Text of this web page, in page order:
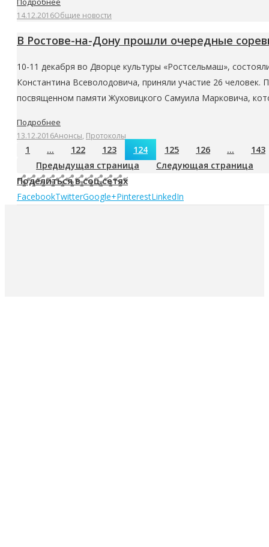
14.12.2016Общие новости
В Ростове-на-Дону прошли очередные
10-11 декабря во Дворце культуры «Ростсельмаш»,
Константина Всеволодовича, приняли участие 26
посвященном памяти Жуховицкого Самуила Марковича,
Подробнее
13.12.2016Анонсы, Протоколы
1 … 122 123 124 125 126 …
143
Предыдущая страница
Следующая страница
Поделиться в соц.сетях
FacebookTwitterGoogle+PinterestLinkedIn